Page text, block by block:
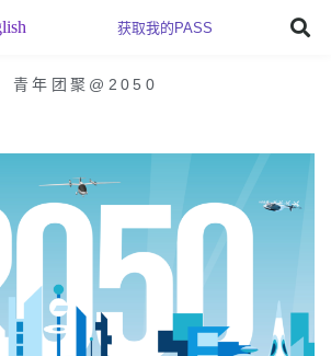
获取我的PASS
青年团聚@2050